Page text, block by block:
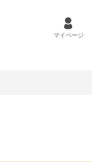
マイページ